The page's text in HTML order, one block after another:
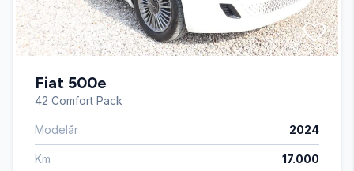
Parkeringssensor bagved
Splitbagsæder
Stofsæder
Fiat 500e
42 Comfort Pack
Modelår 2024
Km 17.000